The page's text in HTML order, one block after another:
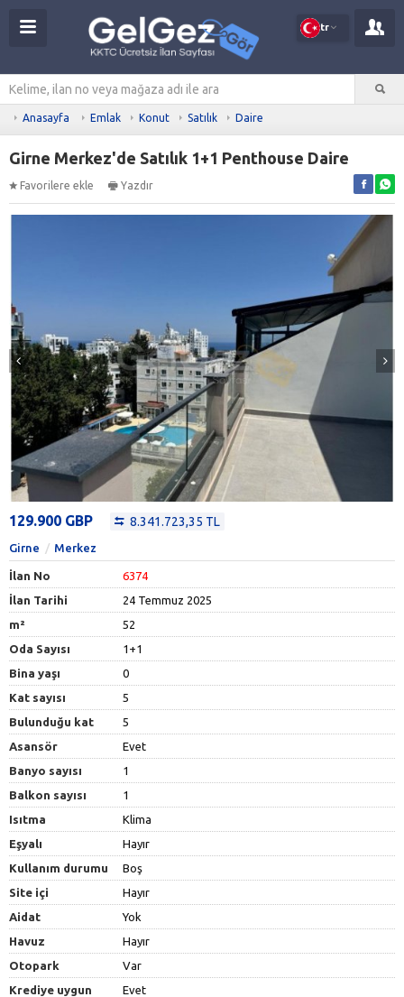
tr
Anasayfa Emlak Konut Satılık Daire
Girne Merkez'de Satılık 1+1 Penthouse Daire
Favorilere ekle Yazdır
129.900 GBP 8.341.723,35 TL
Girne Merkez
İlan No
6374
İlan Tarihi
24 Temmuz 2025
m²
52
Oda Sayısı
1+1
Bina yaşı
0
Kat sayısı
5
Bulunduğu kat
5
Asansör
Evet
Banyo sayısı
1
Balkon sayısı
1
Isıtma
Klima
Eşyalı
Hayır
Kullanım durumu
Boş
Site içi
Hayır
Aidat
Yok
Havuz
Hayır
Otopark
Var
Krediye uygun
Evet